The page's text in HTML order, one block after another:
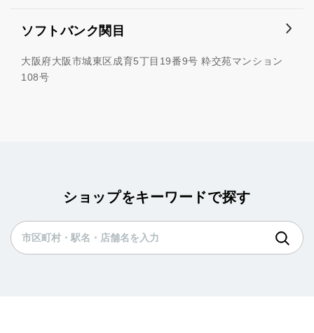
ソフトバンク関目
大阪府大阪市城東区成育5丁目19番9号 粋交苑マンション
108号
ショップをキーワードで探す